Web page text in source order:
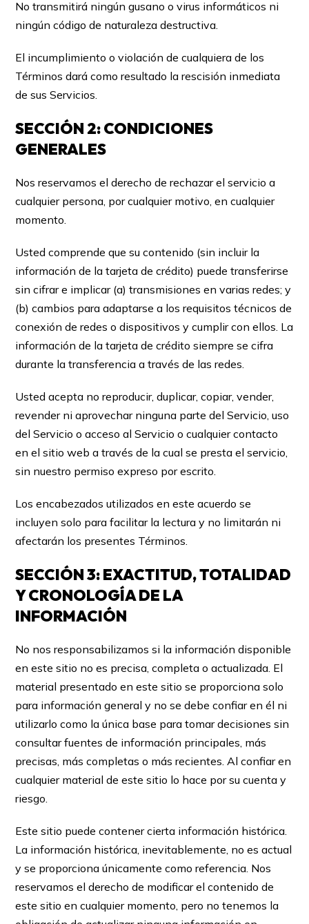
No transmitirá ningún gusano o virus informáticos ni
ningún código de naturaleza destructiva.
El incumplimiento o violación de cualquiera de los
Términos dará como resultado la rescisión inmediata
de sus Servicios.
SECCIÓN 2: CONDICIONES
GENERALES
Nos reservamos el derecho de rechazar el servicio a
cualquier persona, por cualquier motivo, en cualquier
momento.
Usted comprende que su contenido (sin incluir la
información de la tarjeta de crédito) puede transferirse
sin cifrar e implicar (a) transmisiones en varias redes; y
(b) cambios para adaptarse a los requisitos técnicos de
conexión de redes o dispositivos y cumplir con ellos. La
información de la tarjeta de crédito siempre se cifra
durante la transferencia a través de las redes.
Usted acepta no reproducir, duplicar, copiar, vender,
revender ni aprovechar ninguna parte del Servicio, uso
del Servicio o acceso al Servicio o cualquier contacto
en el sitio web a través de la cual se presta el servicio,
sin nuestro permiso expreso por escrito.
Los encabezados utilizados en este acuerdo se
incluyen solo para facilitar la lectura y no limitarán ni
afectarán los presentes Términos.
SECCIÓN 3: EXACTITUD, TOTALIDAD
Y CRONOLOGÍA DE LA
INFORMACIÓN
No nos responsabilizamos si la información disponible
en este sitio no es precisa, completa o actualizada. El
material presentado en este sitio se proporciona solo
para información general y no se debe confiar en él ni
utilizarlo como la única base para tomar decisiones sin
consultar fuentes de información principales, más
precisas, más completas o más recientes. Al confiar en
cualquier material de este sitio lo hace por su cuenta y
riesgo.
Este sitio puede contener cierta información histórica.
La información histórica, inevitablemente, no es actual
y se proporciona únicamente como referencia. Nos
reservamos el derecho de modificar el contenido de
este sitio en cualquier momento, pero no tenemos la